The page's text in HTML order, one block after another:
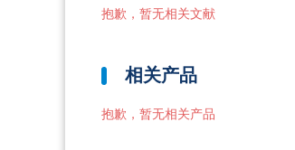
抱歉，暂无相关文献
相关产品
抱歉，暂无相关产品